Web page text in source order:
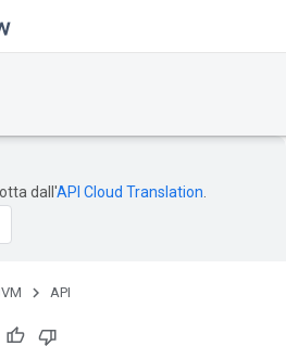
dall'API Cloud Translation
API